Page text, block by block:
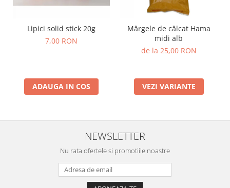
Terapie de integrare senzorială
Lipici solid stick 20g
7,00 RON
ADAUGA IN COS
Mărgele de călcat Hama
midi alb
de la 25,00 RON
VEZI VARIANTE
NEWSLETTER
Nu rata ofertele si promotiile noastre